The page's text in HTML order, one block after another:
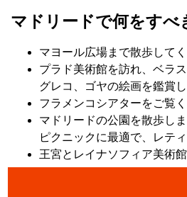
マドリードで何をすべ
マヨール広場まで散歩してく
プラド美術館を訪れ、ベラ
グレコ、ゴヤの絵画を鑑賞し
フラメンコシアターをご覧く
マドリードの公園を散歩し
ピクニックに最適で、レテ
王宮とレイナソフィア美術